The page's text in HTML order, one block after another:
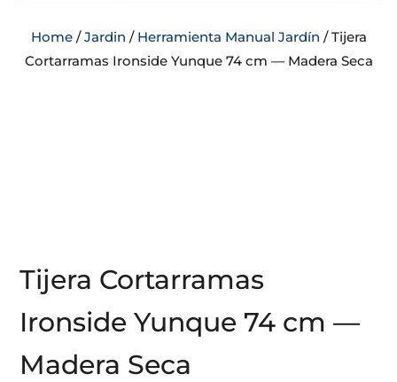
Home/Jardin / Herramienta Manual Jardín / Tijera
Cortarramas Ironside Yunque 74 cm — Madera Seca
Tijera Cortarramas
Ironside Yunque 74 cm —
Madera Seca